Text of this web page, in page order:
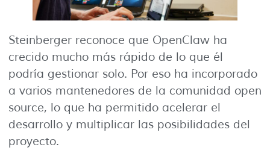
Steinberger reconoce que OpenClaw ha
crecido mucho más rápido de lo que él
podría gestionar solo. Por eso ha incorporado
a varios mantenedores de la comunidad open
source, lo que ha permitido acelerar el
desarrollo y multiplicar las posibilidades del
proyecto.